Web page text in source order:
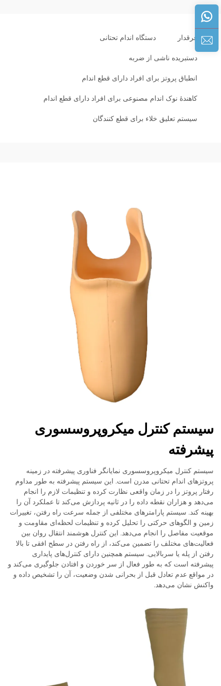
فرقدار دستگاه اندام تحتانی
دستبریده ناشی از ضربه
انطباق پروتز برای افراد دارای قطع اندام
کاهندهٔ نوک اندام مصنوعی برای افراد دارای قطع اندام
سیستم تعلیق خلاء برای قطع کنندگان
سیستم کنترل میکروپروسسوری
پیشرفته
سیستم کنترل میکروپروسسوری نمایانگر فناوری پیشرفته در زمینه
پروتزهای اندام تحتانی مدرن است. این سیستم پیشرفته به طور مداوم
رفتار پروتز را در زمان واقعی نظارت کرده و تنظیمات لازم را انجام
می‌دهد و هزاران نقطه داده را در ثانیه پردازش می‌کند تا عملکرد آن را
بهینه کند. سیستم پارامترهای مختلفی از جمله سرعت راه رفتن، تغییرات
زمین و الگوهای حرکتی را تحلیل کرده و تنظیمات لحظه‌ای مقاومت و
موقعیت مفاصل را انجام می‌دهد. این کنترل هوشمند انتقال روان بین
فعالیت‌های مختلف را تضمین می‌کند، از راه رفتن در سطح افقی تا بالا
رفتن از پله یا سربالایی. سیستم همچنین دارای کنترل‌های پایداری
پیشرفته است که به طور فعال از سر خوردن و افتادن جلوگیری می‌کند و
در مواقع عدم تعادل قبل از بحرانی شدن وضعیت، آن را تشخیص داده و
واکنش نشان می‌دهد.